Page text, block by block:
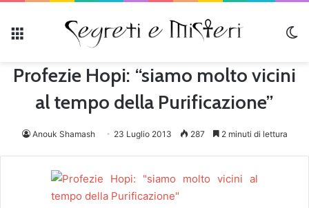
Profezie Hopi: “siamo molto vicini
al tempo della Purificazione”
Anouk Shamash 23 Luglio 2013 287 2 minuti di lettura